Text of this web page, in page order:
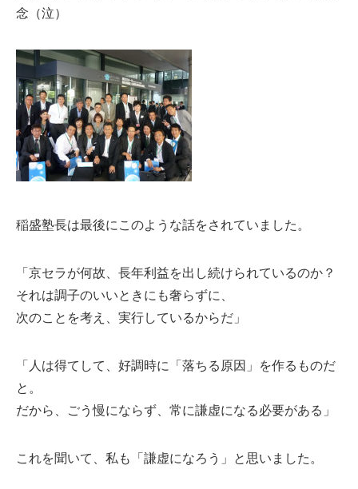
念（泣）
稲盛塾長は最後にこのような話をされていました。
「京セラが何故、長年利益を出し続けられているのか？
それは調子のいいときにも奢らずに、
次のことを考え、実行しているからだ」
「人は得てして、好調時に「落ちる原因」を作るものだ
と。
だから、ごう慢にならず、常に謙虚になる必要がある」
これを聞いて、私も「謙虚になろう」と思いました。